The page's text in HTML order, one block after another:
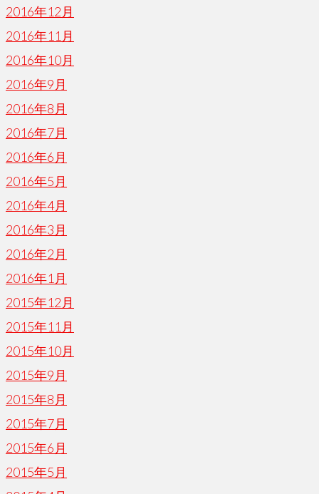
2016年12月
2016年11月
2016年10月
2016年9月
2016年8月
2016年7月
2016年6月
2016年5月
2016年4月
2016年3月
2016年2月
2016年1月
2015年12月
2015年11月
2015年10月
2015年9月
2015年8月
2015年7月
2015年6月
2015年5月